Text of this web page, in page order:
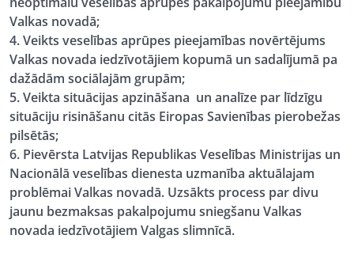
Valkas novadā;
4. Veikts veselības aprūpes pieejamības novērtējums
Valkas novada iedzīvotājiem kopumā un sadalījumā pa
dažādām sociālajām grupām;
5. Veikta situācijas apzināšana un analīze par līdzīgu
situāciju risināšanu citās Eiropas Savienības pierobežas
pilsētās;
6. Pievērsta Latvijas Republikas Veselības Ministrijas un
Nacionālā veselības dienesta uzmanība aktuālajam
problēmai Valkas novadā. Uzsākts process par divu
jaunu bezmaksas pakalpojumu sniegšanu Valkas
novada iedzīvotājiem Valgas slimnīcā.